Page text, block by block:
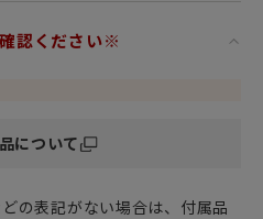
お世話になっている方、大切
も最適です。
認ください※
について
の表記がない場合は、付属品